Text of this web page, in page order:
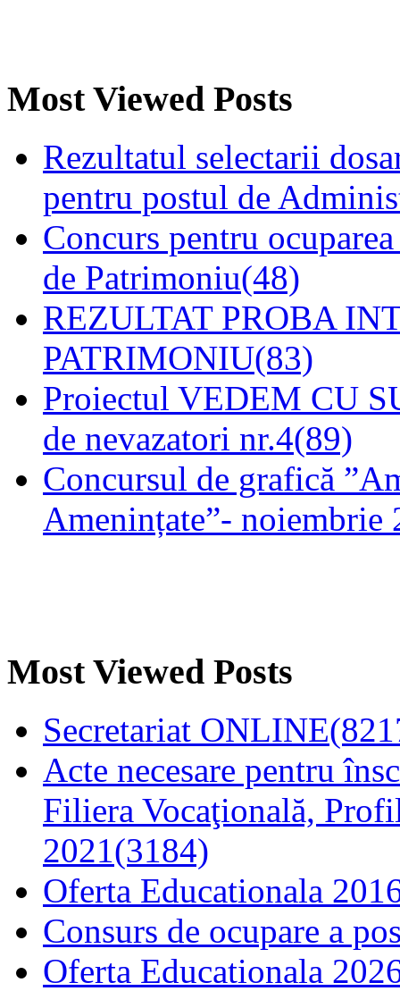
Most Viewed Posts
Rezultatul selectarii
pentru postul de
Concurs pentru
de Patrimoniu(48)
REZULTAT PROBA
PATRIMONIU(83)
Proiectul VEDEM CU
de nevazatori nr.4(89)
Concursul de grafică
Amenințate”- noiembrie
Most Viewed Posts
Secretariat
Acte necesare pentru
Filiera Vocaţională,
2021(3184)
Oferta Educationala
Consurs de ocupare a
Oferta Educationala